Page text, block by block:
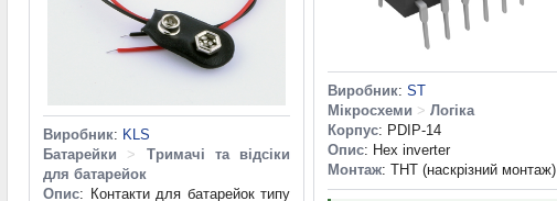
Виробник: KLS
Батарейки
>
Тримачі та відсіки
для батарейок
Опис: Контакти для батарейок типу
Виробник: ST
Мікросхеми > Логіка
Корпус: PDIP-14
Опис: Hex inverter
Монтаж: THT (наскрізний монтаж)